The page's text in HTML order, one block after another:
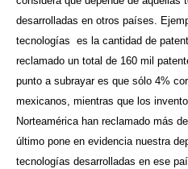
desarrolladas en otros países.
tecnologías es la cantidad de
reclamado un total de 160 mil
punto a subrayar es que sólo 4%
mexicanos, mientras que los
Norteamérica han reclamado más
último pone en evidencia nuestra
tecnologías desarrolladas en ese